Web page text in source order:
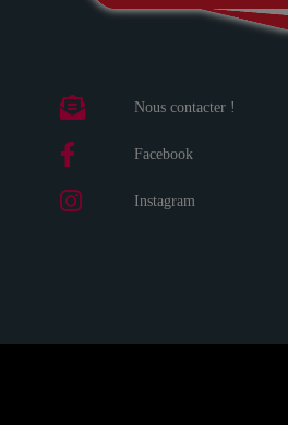
Nous contacter !
Facebook
Instagram